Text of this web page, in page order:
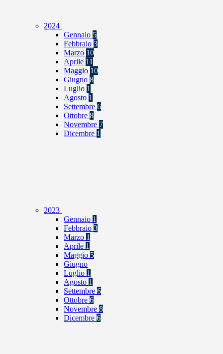
2024
Gennaio 5
Febbraio 3
Marzo 10
Aprile 11
Maggio 10
Giugno 8
Luglio 1
Agosto 1
Settembre 6
Ottobre 8
Novembre 7
Dicembre 1
2023
Gennaio 1
Febbraio 3
Marzo 1
Aprile 1
Maggio 5
Giugno
Luglio 1
Agosto 1
Settembre 6
Ottobre 6
Novembre 8
Dicembre 6